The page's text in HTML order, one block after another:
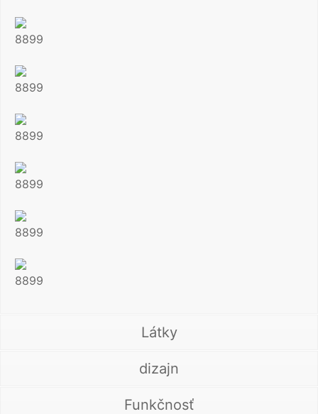
8899
8899
8899
8899
8899
8899
Látky
dizajn
Funkčnosť